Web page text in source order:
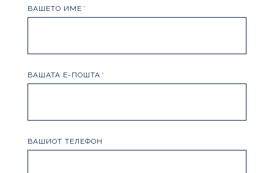
ВАШЕТО ИМЕ
ВАШАТА Е-ПОШТА
ВАШИОТ ТЕЛЕФОН